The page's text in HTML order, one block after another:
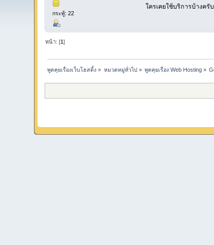
กระทู้: 22
ใครเคยใช้บริการบ้างครั
หน้า: [1]
พูดคุยเรื่องเว็บโฮสติ้ง » หมวดหมู่ทั่วไป» พูดคุยเรื่อง Web Hosting »